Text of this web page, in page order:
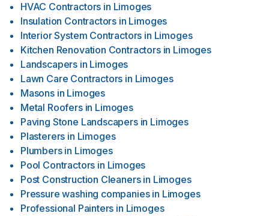
HVAC Contractors in Limoges
Insulation Contractors in Limoges
Interior System Contractors in Limoges
Kitchen Renovation Contractors in Limoges
Landscapers in Limoges
Lawn Care Contractors in Limoges
Masons in Limoges
Metal Roofers in Limoges
Paving Stone Landscapers in Limoges
Plasterers in Limoges
Plumbers in Limoges
Pool Contractors in Limoges
Post Construction Cleaners in Limoges
Pressure washing companies in Limoges
Professional Painters in Limoges